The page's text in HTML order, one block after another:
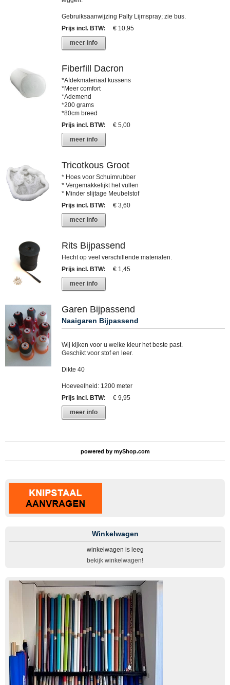
Gebruiksaanwijzing Palty Lijmspray; zie bus.
Prijs incl. BTW:
€ 10,95
meer info
Fiberfill Dacron
*Afdekmateriaal kussens
*Meer comfort
*Ademend
*200 grams
*80cm breed
Prijs incl. BTW:
€ 5,00
meer info
Tricotkous Groot
* Hoes voor Schuimrubber
* Vergemakkelijkt het vullen
* Minder slijtage Meubelstof
Prijs incl. BTW:
€ 3,60
meer info
Rits Bijpassend
Hecht op veel verschillende materialen.
Prijs incl. BTW:
€ 1,45
meer info
Garen Bijpassend
Naaigaren Bijpassend
Wij kijken voor u welke kleur het beste past.
Geschikt voor stof en leer.
Dikte 40
Hoeveelheid: 1200 meter
Prijs incl. BTW:
€ 9,95
meer info
powered by myShop.com
Winkelwagen
winkelwagen is leeg
bekijk winkelwagen!